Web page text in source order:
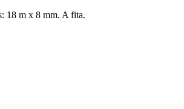
18 m x 8 mm. A fita.